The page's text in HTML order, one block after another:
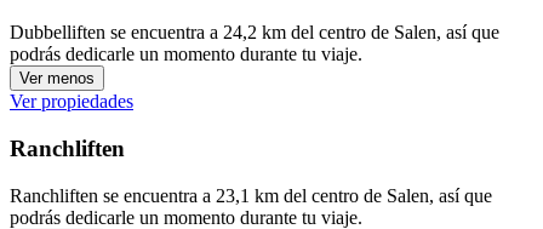
Dubbelliften se encuentra a 24,2 km del centro de Salen, así que
podrás dedicarle un momento durante tu viaje.
Ver menos
Ver propiedades
Ranchliften
Ranchliften se encuentra a 23,1 km del centro de Salen, así que
podrás dedicarle un momento durante tu viaje.